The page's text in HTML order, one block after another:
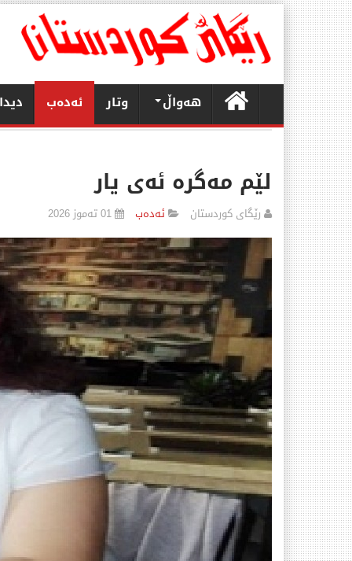
هەواڵ وتار ئەدەب
لێم مەگرە ئەی یار
رێگای كوردستان ئەدەب 01 تەموز 2026